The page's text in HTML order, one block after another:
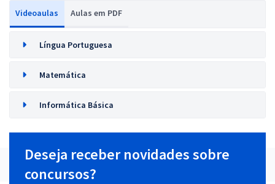
Videoaulas Aulas em PDF
Língua Portuguesa
Matemática
Informática Básica
Deseja receber novidades sobre
concursos?